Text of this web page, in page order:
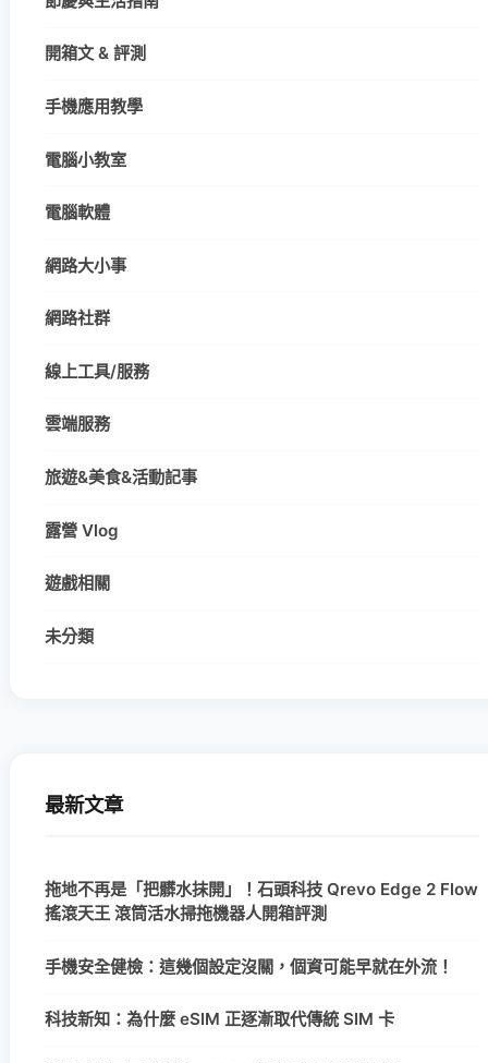
開箱文 & 評測
手機應用教學
電腦小教室
電腦軟體
網路大小事
網路社群
線上工具/服務
雲端服務
旅遊&美食&活動記事
露營 Vlog
遊戲相關
未分類
最新文章
拖地不再是「把髒水抹開」！石頭科技 Qrevo Edge 2 Flow
搖滾天王 滾筒活水掃拖機器人開箱評測
手機安全健檢：這幾個設定沒關，個資可能早就在外流！
科技新知：為什麼 eSIM 正逐漸取代傳統 SIM 卡